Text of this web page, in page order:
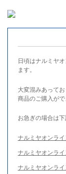
日頃はナルミヤ
ます。
大変混みあって
商品のご購入がで
お急ぎの場合は
ナルミヤオンラ
ナルミヤオンラ
ナルミヤオンラ